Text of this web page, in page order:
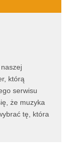
którą
serwisu
że muzyka
tę, która